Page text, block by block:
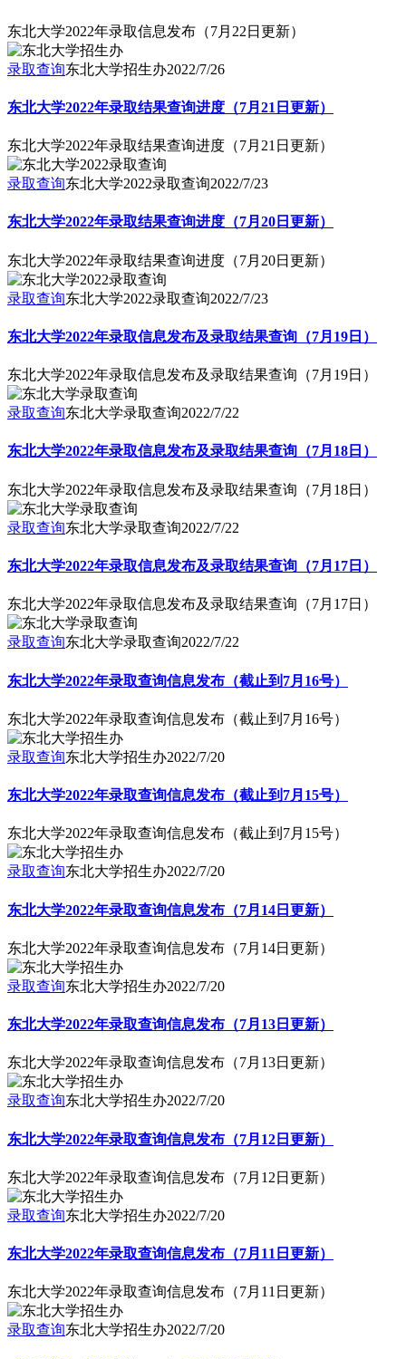
东北大学2022年录取信息发布（7月22日更新）
录取查询东北大学招生办2022/7/26
东北大学2022年录取结果查询进度（7月21日更新）
东北大学2022年录取结果查询进度（7月21日更新）
录取查询东北大学2022录取查询2022/7/23
东北大学2022年录取结果查询进度（7月20日更新）
东北大学2022年录取结果查询进度（7月20日更新）
录取查询东北大学2022录取查询2022/7/23
东北大学2022年录取信息发布及录取结果查询（7月19日）
东北大学2022年录取信息发布及录取结果查询（7月19日）
录取查询东北大学录取查询2022/7/22
东北大学2022年录取信息发布及录取结果查询（7月18日）
东北大学2022年录取信息发布及录取结果查询（7月18日）
录取查询东北大学录取查询2022/7/22
东北大学2022年录取信息发布及录取结果查询（7月17日）
东北大学2022年录取信息发布及录取结果查询（7月17日）
录取查询东北大学录取查询2022/7/22
东北大学2022年录取查询信息发布（截止到7月16号）
东北大学2022年录取查询信息发布（截止到7月16号）
录取查询东北大学招生办2022/7/20
东北大学2022年录取查询信息发布（截止到7月15号）
东北大学2022年录取查询信息发布（截止到7月15号）
录取查询东北大学招生办2022/7/20
东北大学2022年录取查询信息发布（7月14日更新）
东北大学2022年录取查询信息发布（7月14日更新）
录取查询东北大学招生办2022/7/20
东北大学2022年录取查询信息发布（7月13日更新）
东北大学2022年录取查询信息发布（7月13日更新）
录取查询东北大学招生办2022/7/20
东北大学2022年录取查询信息发布（7月12日更新）
东北大学2022年录取查询信息发布（7月12日更新）
录取查询东北大学招生办2022/7/20
东北大学2022年录取查询信息发布（7月11日更新）
东北大学2022年录取查询信息发布（7月11日更新）
录取查询东北大学招生办2022/7/20